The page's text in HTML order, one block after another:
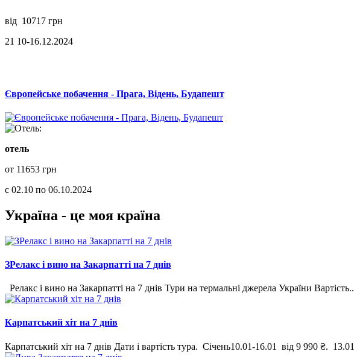
від 10717 грн
21 10-16.12.2024
Європейське побачення - Прага, Відень, Будапешт
Отель:
отель
от 11653 грн
с 02.10 по 06.10.2024
Україна - це моя країна
ЗРелакс і вино на Закарпатті на 7 днів
Релакс і вино на Закарпатті на 7 днів Тури на термальні джерела України
Карпатський хіт на 7 днів
Карпатський хіт на 7 днів Дати і вартість тура. Січень10.01-16.01 від 9 990 ₴.